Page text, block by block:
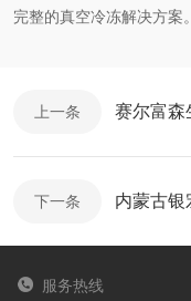
完整的真空冷冻解决方案。
上一条
下一条
服务热线